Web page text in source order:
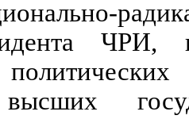
ЧРИ,